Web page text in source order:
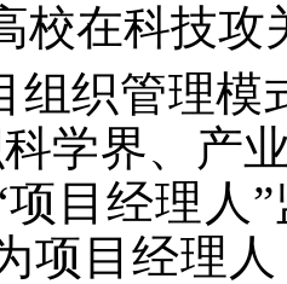
校在科技攻
组织管理模
学界、产
目经理人
项目经理